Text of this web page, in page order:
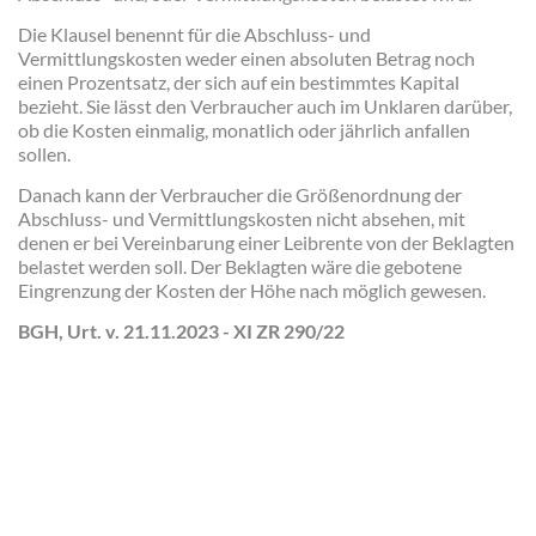
Die Klausel benennt für die Abschluss- und
Vermittlungskosten weder einen absoluten Betrag noch
einen Prozentsatz, der sich auf ein bestimmtes Kapital
bezieht. Sie lässt den Verbraucher auch im Unklaren darüber,
ob die Kosten einmalig, monatlich oder jährlich anfallen
sollen.
Danach kann der Verbraucher die Größenordnung der
Abschluss- und Vermittlungskosten nicht absehen, mit
denen er bei Vereinbarung einer Leibrente von der Beklagten
belastet werden soll. Der Beklagten wäre die gebotene
Eingrenzung der Kosten der Höhe nach möglich gewesen.
BGH, Urt. v. 21.11.2023 - XI ZR 290/22